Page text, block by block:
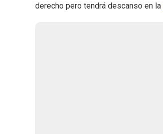
derecho pero tendrá descanso en la